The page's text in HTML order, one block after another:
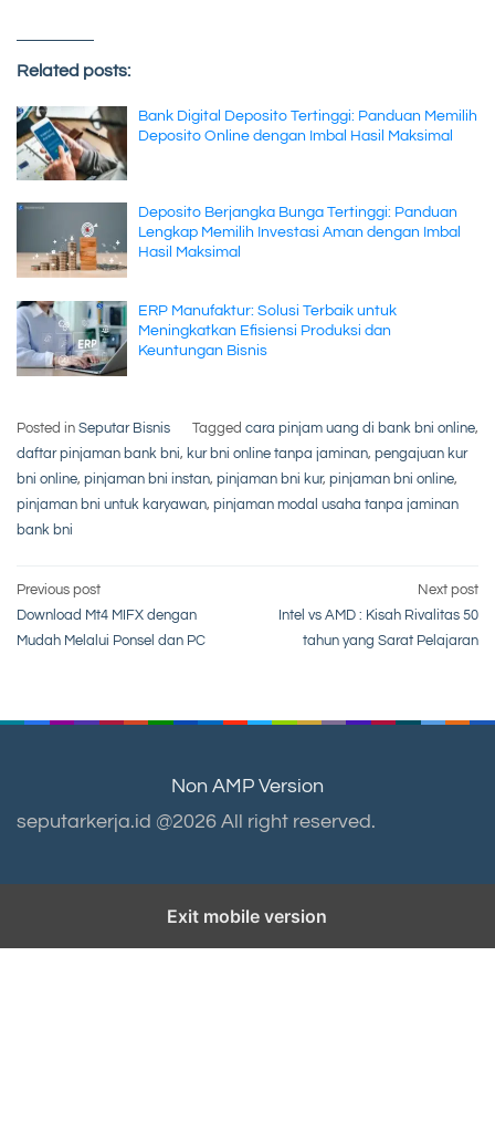
Related posts:
Bank Digital Deposito Tertinggi: Panduan Memilih
Deposito Online dengan Imbal Hasil Maksimal
Deposito Berjangka Bunga Tertinggi: Panduan
Lengkap Memilih Investasi Aman dengan Imbal
Hasil Maksimal
ERP Manufaktur: Solusi Terbaik untuk
Meningkatkan Efisiensi Produksi dan
Keuntungan Bisnis
Posted in Seputar Bisnis Tagged cara pinjam uang di bank bni online,
daftar pinjaman bank bni, kur bni online tanpa jaminan, pengajuan kur
bni online, pinjaman bni instan, pinjaman bni kur, pinjaman bni online,
pinjaman bni untuk karyawan, pinjaman modal usaha tanpa jaminan
bank bni
Post
navigation
Previous post
Download Mt4 MIFX dengan
Mudah Melalui Ponsel dan PC
Next post
Intel vs AMD : Kisah Rivalitas 50
tahun yang Sarat Pelajaran
Non AMP Version
seputarkerja.id @2026 All right reserved.
Exit mobile version